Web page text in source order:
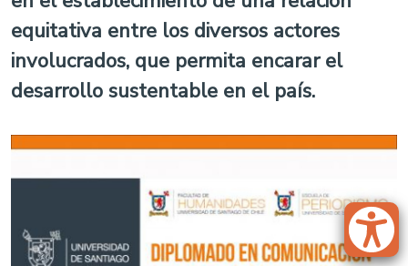
equitativa entre los diversos actores
involucrados, que permita encarar el
desarrollo sustentable en el país.